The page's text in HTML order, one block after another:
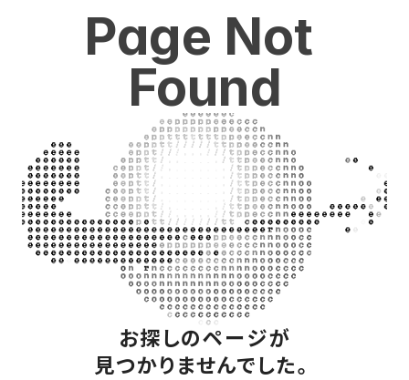
Page Not
Found
お探しのページが
見つかりませんでした。